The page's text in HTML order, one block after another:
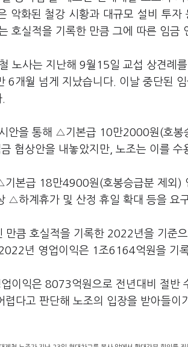
악화된 철강 시황과 대규모 설비 투
호실적을 기록한 만큼 그에 따른 임금
노사는 지난해 9월15일 교섭 상견례
6개월 넘게 지났습니다. 이날 중단된
시안을 통해 △기본급 10만2000원(호
협상안을 내놓았지만, 노조는 이를 수
기본급 18만4900원(호봉승급분 제외
△하계휴가 및 산정 휴일 확대 등을 요
큼 호실적을 기록한 2022년을 기준
년 영업이익은 1조6164억원을 기
이익은 8073억원으로 전년대비 절반
다고 판단해 노조의 입장을 받아들이